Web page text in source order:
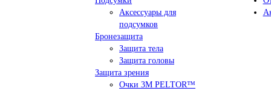
Аксессуары для
подсумков
Бронезащита
Защита тела
Защита головы
Защита зрения
Очки 3М PELTOR™